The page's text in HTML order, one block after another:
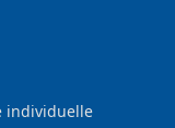
individuelle